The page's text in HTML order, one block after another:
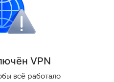
политика
Поделиться
ён VPN
всё работало